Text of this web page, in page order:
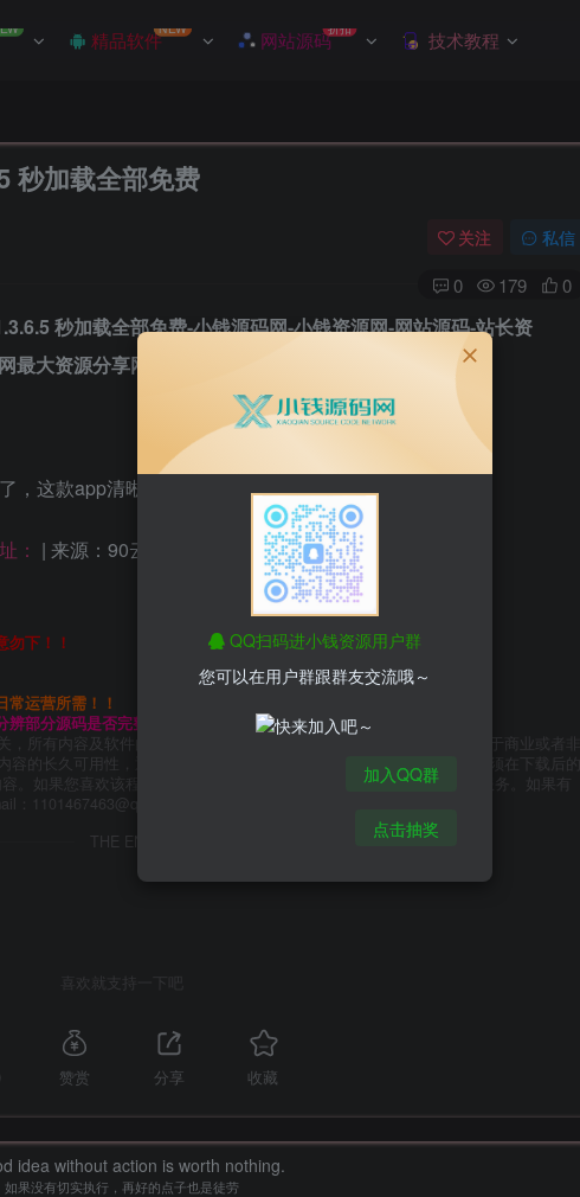
精品软件NEW 网站源码折扣 技术教程
秒加载全部免费
关注 私信
0 179 0
，这款app清晰度和播放速度都不错。
： | 来源：90云盘
下！！
运营所需！！
部分源码是否完整所以请大家在使用前进行自己甄别
所有内容及软件的文章仅限用于学习和研究目的。不得将上述内容用于商业或者非
容的长久可用性，通过使用本站内容随之而来的风险与本站无关，您必须在下载后的
。如果您喜欢该程序，请支持正版软件，购买注册，得到更好的正版服务。如果有
：1101467463@qq.com
THE END
喜欢就支持一下吧
赞赏 分享 收藏
idea without action is worth nothing.
如果没有切实执行，再好的点子也是徒劳
QQ扫码进小钱资源用户群
您可以在用户群跟群友交流哦～
加入QQ群
点击抽奖